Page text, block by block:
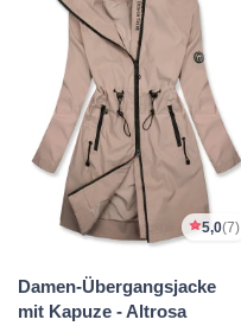
5,0(7)
Damen-Übergangsjacke
mit Kapuze - Altrosa